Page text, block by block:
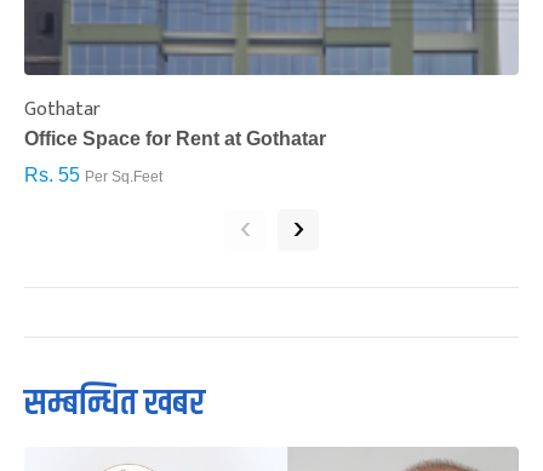
Gothatar
Office Space for Rent at Gothatar
Rs. 55 Per Sq.Feet
‹ ›
सम्बन्धित खबर